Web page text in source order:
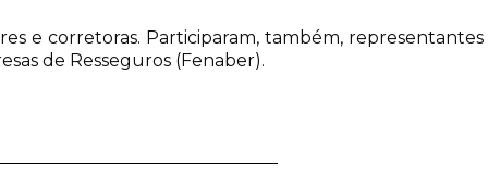
e corretoras. Participaram, também,
de Resseguros (Fenaber).